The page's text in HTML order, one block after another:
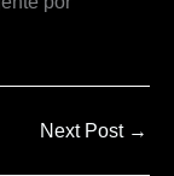
Next Post →